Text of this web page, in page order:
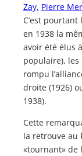
Zay, Pierre
C’est
en 1938 la
avoir été élus
populaire),
rompu
droite (1926)
1938).
Cette
la retrouve au
«tournant» de